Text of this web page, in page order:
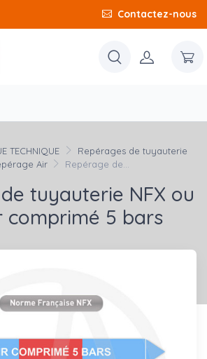
Contactez-nous
TECHNIQUE
Repérages de tuyauterie
Air
Repérage de...
tuyauterie NFX ou
comprimé 5 bars